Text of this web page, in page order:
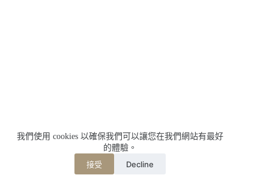
我們使用 cookies 以確保我們可以讓您在我們網站有最好
的體驗。
接受 Decline